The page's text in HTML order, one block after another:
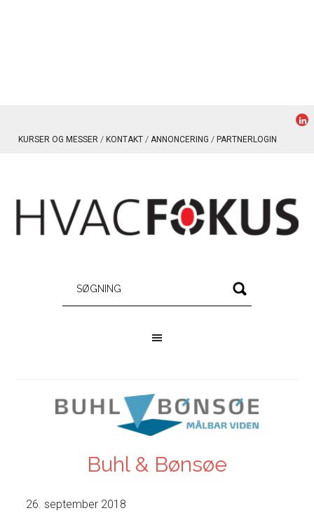
KURSER OG MESSER KONTAKT ANNONCERING PARTNERLOGIN
Buhl & Bønsøe
26. september 2018